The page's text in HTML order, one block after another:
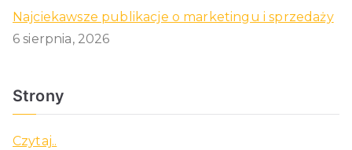
Najciekawsze publikacje o marketingu i sprzedaży
6 sierpnia, 2026
Strony
Czytaj..